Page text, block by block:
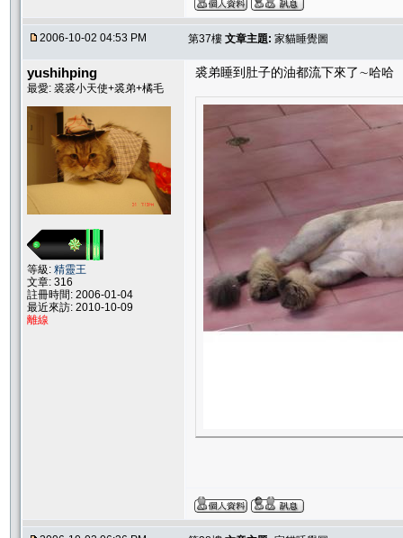
2006-10-02 04:53 PM 第37樓 文章主題: 家貓睡覺圖
yushihping
最愛: 裘裘小天使+裘弟+橘毛
等級: 精靈王
文章: 316
註冊時間: 2006-01-04
最近來訪: 2010-10-09
離線
裘弟睡到肚子的油都流下來了∼哈哈